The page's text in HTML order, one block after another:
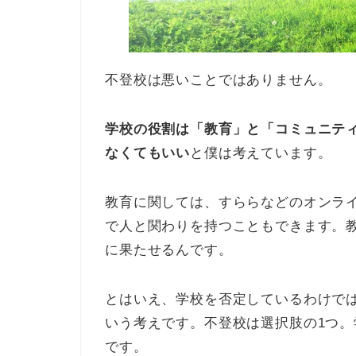
不登校は悪いことではありません。
学校の役割は「教育」と「コミュニテ
なくてもいい と僕は考えています。
教育に関しては、すららなどのオンラ
で人と関わりを持つこともできます。
に果たせるんです。
とはいえ、学校を否定しているわけで
いう考えです。不登校は選択肢の1つ
です。